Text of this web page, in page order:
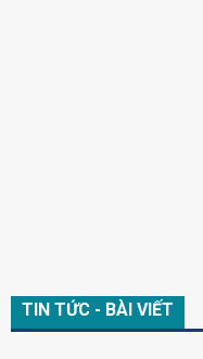
TIN TỨC - BÀI VIẾT